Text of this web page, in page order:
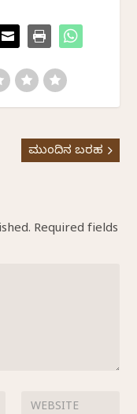
ಮುಂದಿನ ಬರಹ
Required fields